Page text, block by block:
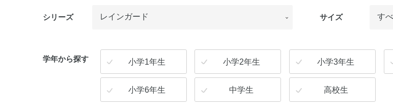
シリーズ サイズ
学年から探す 小学1年生 小学2年生 小学3年生
小学6年生 中学生 高校生